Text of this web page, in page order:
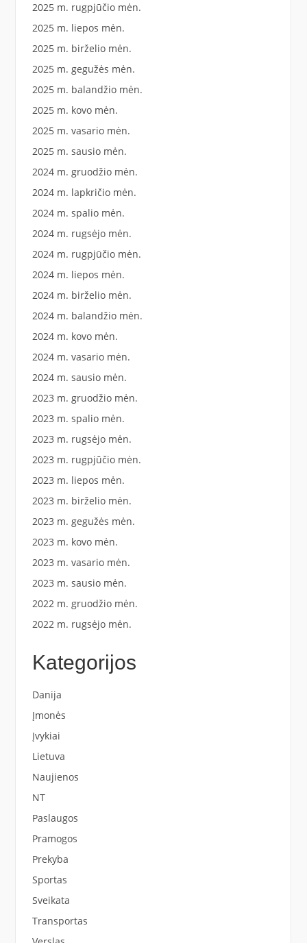
2025 m. rugpjūčio mėn.
2025 m. liepos mėn.
2025 m. birželio mėn.
2025 m. gegužės mėn.
2025 m. balandžio mėn.
2025 m. kovo mėn.
2025 m. vasario mėn.
2025 m. sausio mėn.
2024 m. gruodžio mėn.
2024 m. lapkričio mėn.
2024 m. spalio mėn.
2024 m. rugsėjo mėn.
2024 m. rugpjūčio mėn.
2024 m. liepos mėn.
2024 m. birželio mėn.
2024 m. balandžio mėn.
2024 m. kovo mėn.
2024 m. vasario mėn.
2024 m. sausio mėn.
2023 m. gruodžio mėn.
2023 m. spalio mėn.
2023 m. rugsėjo mėn.
2023 m. rugpjūčio mėn.
2023 m. liepos mėn.
2023 m. birželio mėn.
2023 m. gegužės mėn.
2023 m. kovo mėn.
2023 m. vasario mėn.
2023 m. sausio mėn.
2022 m. gruodžio mėn.
2022 m. rugsėjo mėn.
Kategorijos
Danija
Įmonės
Įvykiai
Lietuva
Naujienos
NT
Paslaugos
Pramogos
Prekyba
Sportas
Sveikata
Transportas